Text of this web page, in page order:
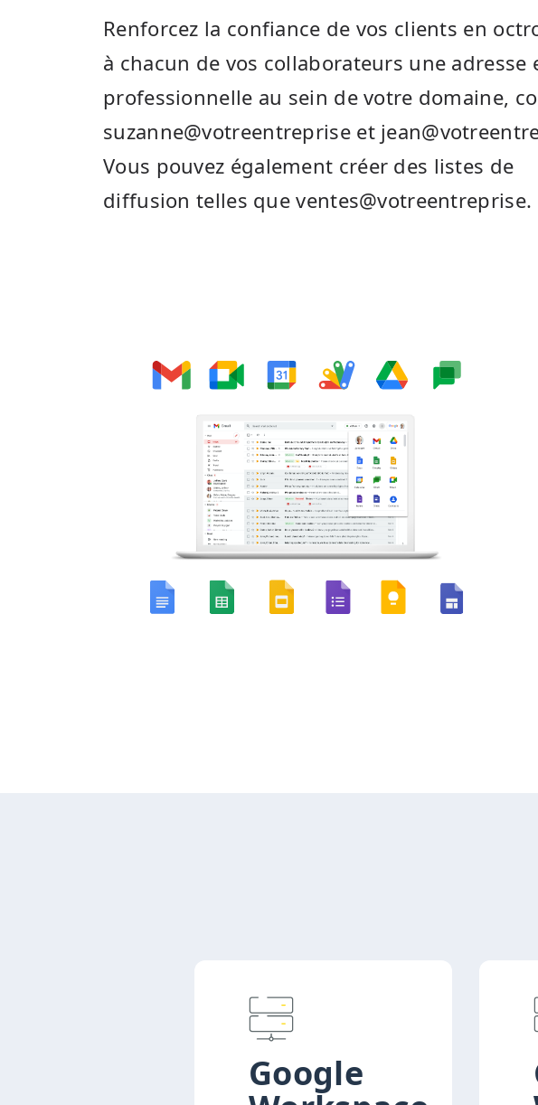
Renforcez la confiance de vos clients en
à chacun de vos collaborateurs une adresse
professionnelle au sein de votre domaine,
suzanne@votreentreprise et
Vous pouvez également créer des listes de
diffusion telles que ventes@votreentreprise.
Google